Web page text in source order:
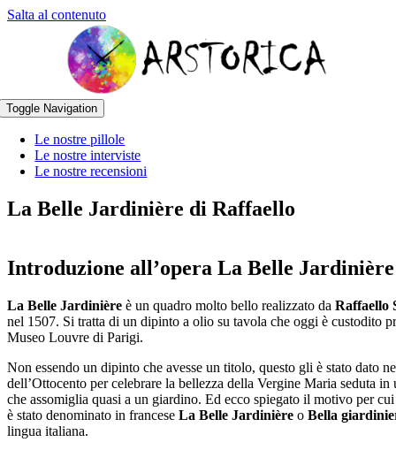
Salta al contenuto
Toggle Navigation
Le nostre pillole
Le nostre interviste
Le nostre recensioni
La Belle Jardinière di Raffaello
Introduzione all’opera La Belle Jardinière
La Belle Jardinière è un quadro molto bello realizzato da Raffaello
nel 1507. Si tratta di un dipinto a olio su tavola che oggi è custodito
Museo Louvre di Parigi.
Non essendo un dipinto che avesse un titolo, questo gli è stato dato
dell’Ottocento per celebrare la bellezza della Vergine Maria seduta in
che assomiglia quasi a un giardino. Ed ecco spiegato il motivo per
è stato denominato in francese La Belle Jardinière o Bella
lingua italiana.